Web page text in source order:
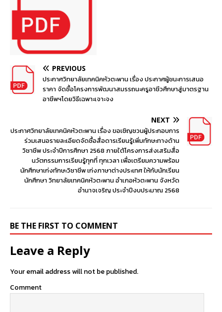
PREVIOUS
ประกาศวิทยาลัยเทคนิคหัวตะพาน เรื่อง ประกาศผู้ชนะการเสนอ
ราคา จัดซื้อโครงการพัฒนาสมรรถนะครูอาชีวศึกษาสู่มาตรฐาน
อาชีพฯโดยวิธีเฉพาะเจาะจง
NEXT
ประกาศวิทยาลัยเทคนิคหัวตะพาน เรื่อง ขอเชิญชวนผู้ประกอบการ
ร่วมเสนอรายละเอียดจัดซื้อสื่อดารเรียนรู้เพิ่มทักษะทางด้าน
วิชาชีพ ประจำปีการศึกษา 2568 ภายใต้โครงการส่งเสริมสื่อ
นวัตกรรมการเรียนรู้ทุกที่ ทุกเวลา เพื่อเตรียมความพร้อม
นักศึกษาเก่งทักษะวิชาชีพ เก่งภาษาต่างประเทศ ให้กับนักเรียน
นักศึกษา วิทยาลัยเทคนิคหัวตะพาน อำเภอหัวตะพาน จังหวัด
อำนาจเจริญ ประจำปีงบประมาณ 2568
BE THE FIRST TO COMMENT
Leave a Reply
Your email address will not be published.
Comment